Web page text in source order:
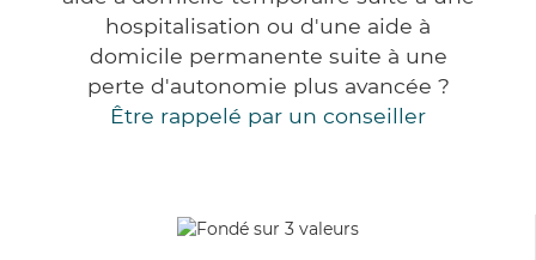
hospitalisation ou d'une aide à
domicile permanente suite à une
perte d'autonomie plus avancée ?
Être rappelé par un conseiller